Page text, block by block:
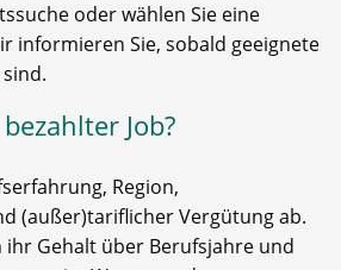
oder wählen Sie eine
informieren Sie, sobald geeignete
Job?
Region,
(außer)tariflicher Vergütung ab.
ihr Gehalt über Berufsjahre und